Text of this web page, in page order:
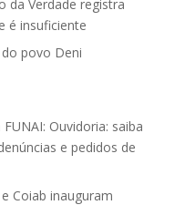
da Verdade registra
é insuficiente
povo Deni
FUNAI: Ouvidoria: saiba
e pedidos de
Coiab inauguram